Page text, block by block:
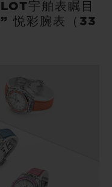
宇舶表瞩目
悦彩腕表（33
系列
瓷